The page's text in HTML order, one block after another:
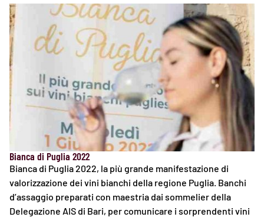
Bianca di Puglia 2022
Bianca di Puglia 2022, la più grande manifestazione di
valorizzazione dei vini bianchi della regione Puglia. Banchi
d’assaggio preparati con maestria dai sommelier della
Delegazione AIS di Bari, per comunicare i sorprendenti vini